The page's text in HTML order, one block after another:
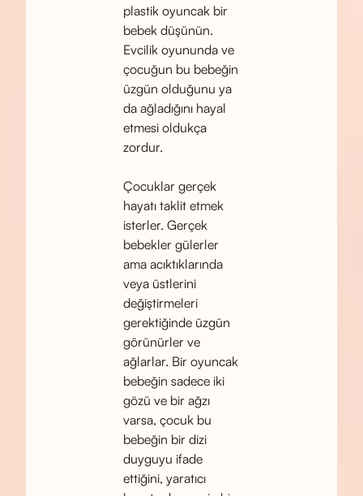
plastik oyuncak bir
bebek düşünün.
Evcilik oyununda ve
çocuğun bu bebeğin
üzgün olduğunu ya
da ağladığını hayal
etmesi oldukça
zordur.
Çocuklar gerçek
hayatı taklit etmek
isterler. Gerçek
bebekler gülerler
ama acıktıklarında
veya üstlerini
değiştirmeleri
gerektiğinde üzgün
görünürler ve
ağlarlar. Bir oyuncak
bebeğin sadece iki
gözü ve bir ağzı
varsa, çocuk bu
bebeğin bir dizi
duyguyu ifade
ettiğini, yaratıcı